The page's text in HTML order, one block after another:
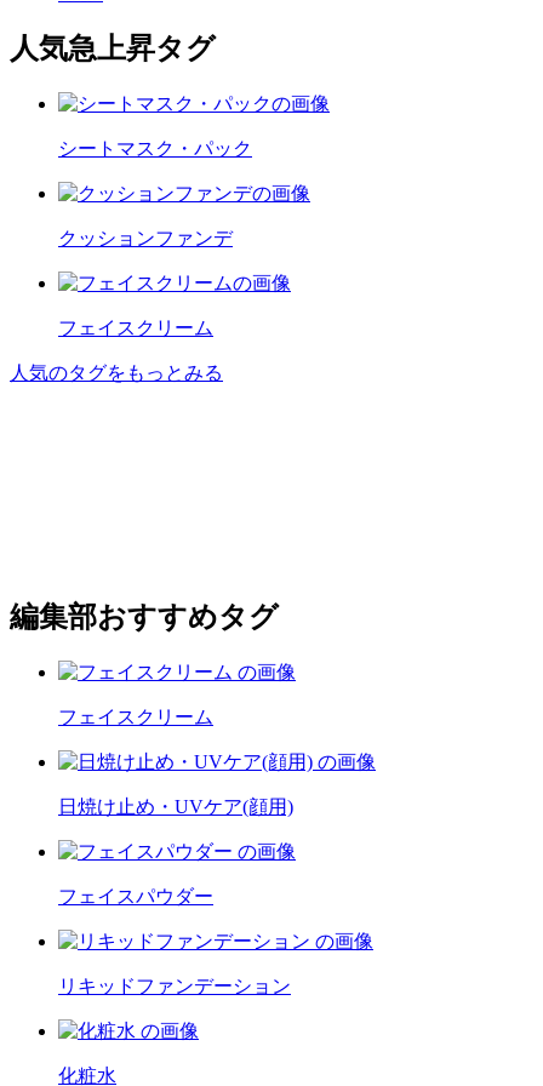
人気急上昇タグ
シートマスク・パック
クッションファンデ
フェイスクリーム
人気のタグをもっとみる
編集部おすすめタグ
フェイスクリーム
日焼け止め・UVケア(顔用)
フェイスパウダー
リキッドファンデーション
化粧水